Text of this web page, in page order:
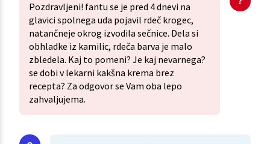
Pozdravljeni! fantu se je pred 4 dnevi na
glavici spolnega uda pojavil rdeč krogec,
natančneje okrog izvodila sečnice. Dela si
obhladke iz kamilic, rdeča barva je malo
zbledela. Kaj to pomeni? Je kaj nevarnega?
se dobi v lekarni kakšna krema brez
recepta? Za odgovor se Vam oba lepo
zahvaljujema.